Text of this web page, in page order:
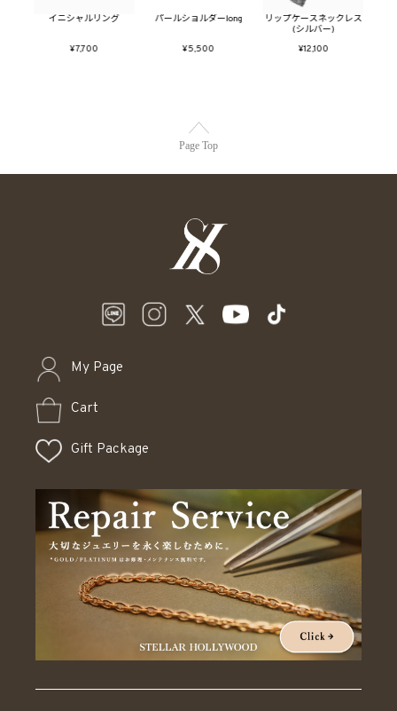
イニシャルリング
¥7,700
パールショルダーlong
¥5,500
リップケースネックレス
(シルバー)
¥12,100
Page Top
My Page
Cart
Gift Package